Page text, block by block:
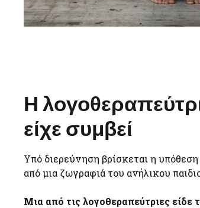
Η
είχε συμβεί
Υπό διερεύνηση βρίσκεται η υπόθεση
από μια ζωγραφιά του ανήλικου
Μια από τις λογοθεραπεύτριες είδε